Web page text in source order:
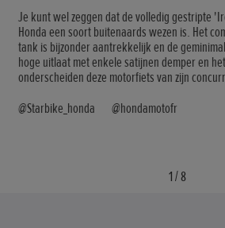
Je kunt wel zeggen dat de volledig gestripte
Honda een soort buitenaards wezen is. Het
tank is bijzonder aantrekkelijk en de
hoge uitlaat met enkele satijnen demper en
onderscheiden deze motorfiets van zijn
@Starbik­e_honda @hondamotofr
1/8